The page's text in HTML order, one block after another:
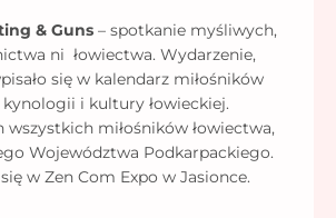
& Guns – spotkanie myśliwych,
ni łowiectwa. Wydarzenie,
się w kalendarz miłośników
i kultury łowieckiej.
wszystkich miłośników łowiectwa,
Województwa Podkarpackiego.
w Zen Com Expo w Jasionce.